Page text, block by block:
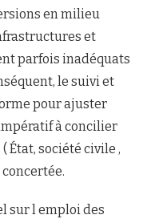
en milieu
et
parfois inadéquats
le suivi et
pour ajuster
à concilier
État, société civile ,
sur l emploi des